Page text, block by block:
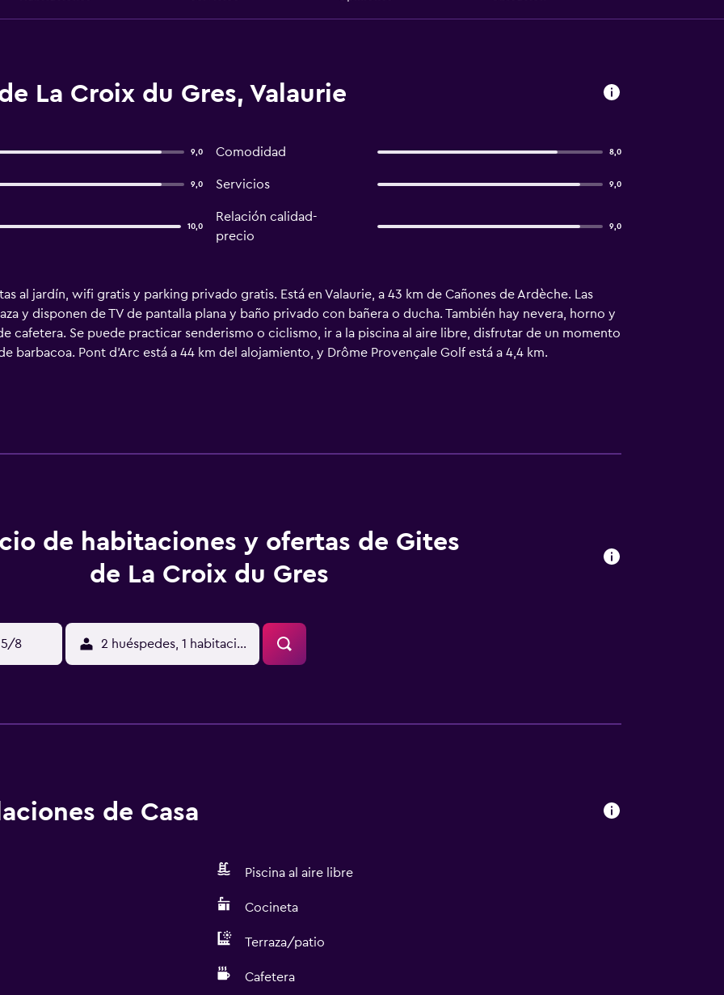
La Croix du Gres, Valaurie
9,0 Comodidad 8,0
9,0 Servicios 9,0
10,0
Relación calidad-
precio
9,0
al jardín, wifi gratis y parking privado gratis. Está en Valaurie, a 43 km de Cañones de Ardèche. Las
y disponen de TV de pantalla plana y baño privado con bañera o ducha. También hay nevera, horno y
cafetera. Se puede practicar senderismo o ciclismo, ir a la piscina al aire libre, disfrutar de un momento
barbacoa. Pont d'Arc está a 44 km del alojamiento, y Drôme Provençale Golf está a 4,4 km.
de habitaciones y ofertas de Gites
de La Croix du Gres
8 2 huéspedes, 1 habitación
de Casa
Piscina al aire libre
Cocineta
Terraza/patio
Cafetera